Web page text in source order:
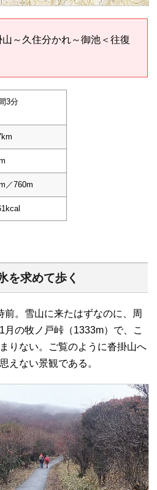
～久住分かれ～御池＜往復
3分
／760m
を求めて歩く
。雪山に来たはずなのに、周
月の牧ノ戸峠（1333m）で、こ
りない。ご覧のように沓掛山へ
えない景観である。